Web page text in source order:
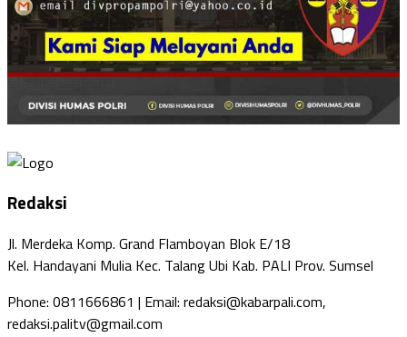
Redaksi
Jl. Merdeka Komp. Grand Flamboyan Blok E/18
Kel. Handayani Mulia Kec. Talang Ubi Kab. PALI Prov. Sumsel
Phone: 0811666861 | Email: redaksi@kabarpali.com,
redaksi.palitv@gmail.com